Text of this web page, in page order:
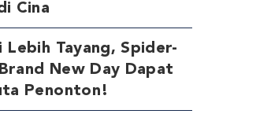
Cina
Lebih Tayang, Spider-
New Day Dapat
Penonton!